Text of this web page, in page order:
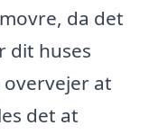
da det
dit huses
at
det at